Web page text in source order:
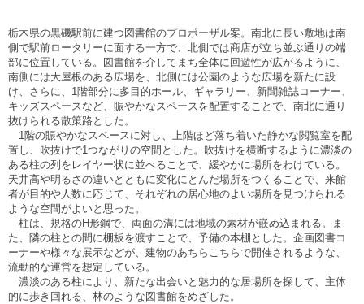
栃木県の黒磯駅前に建つ図書館のプロポーザル案。南北に長い敷地は南
側で駅前ロータリーに面する一方で、北側では商店が立ち並ぶ通りの端
部に位置している。図書館を介してまち全体に回遊性が広がるように、
南側には大屋根のある広場を、北側には公園のような広場を新たに設
け、さらに、1階部分に多目的ホール、ギャラリー、新聞雑誌コーナー、
キッズスペースなど、賑やかなスペースを配置することで、南北に通り
抜けられる散策路とした。
1階の賑やかなスペースに対し、上階ほど落ち着いた静かな閲覧室を配
置し、吹抜けで1つながりの空間とした。吹抜けを横断するように濃淡の
ある柱の列をレイヤー状に並べることで、緩やかに場所をわけている。
天井高や明るさの違いとともに変化にとんだ場所をつくることで、来館
者が目的や人数に応じて、それぞれの居心地のよい場所を見つけられる
ような空間がよいと思った。
柱は、規格のH形鋼で、両面の溝には地域の素材が嵌め込まれる。ま
た、隣の柱との間に棚板を渡すことで、予備の本棚とした。企画図書コ
ーナーや様々な展示などが、建物のあちらこちらで開催されるような、
流動的な運営を想定している。
濃淡のある柱により、新たな出会いと魅力的な居場所を探して、主体
的に歩き回れる、林のような図書館をめざした。